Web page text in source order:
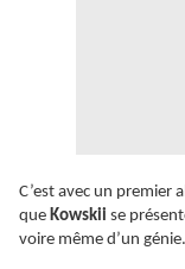
C’est avec un premier
que Kowskii se
voire même d’un génie.